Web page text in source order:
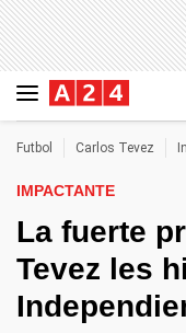
Futbol Carlos Tevez
IMPACTANTE
La fuerte
Tevez les